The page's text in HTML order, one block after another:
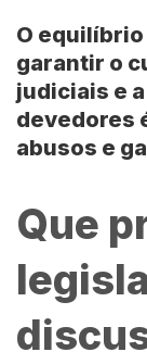
O
garantir o
judiciais e
devedores
abusos e
Que